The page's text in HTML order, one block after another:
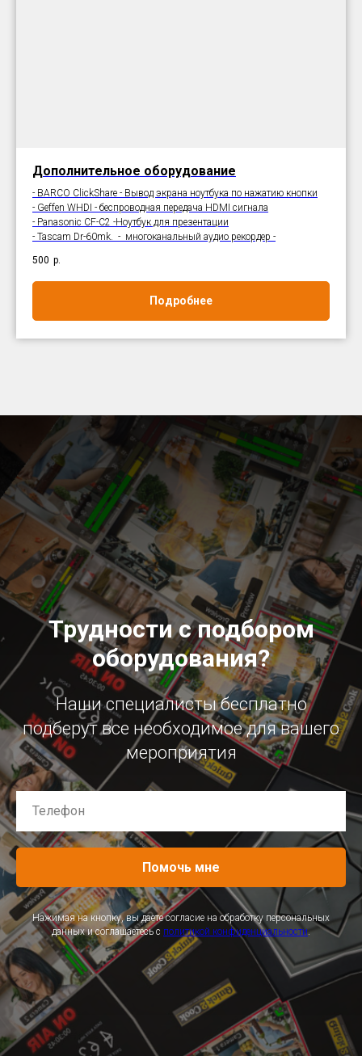
Дополнительное оборудование
- BARCO ClickShare - Вывод экрана ноутбука по нажатию кнопки
- Geffen WHDI - беспроводная передача HDMI сигнала
- Panasonic CF-C2 -Ноутбук для презентации
- Tascam Dr-60mk. - многоканальный аудио рекордер -
500 р.
Подробнее
Трудности с подбором
оборудования?
Наши специалисты бесплатно
подберут все необходимое для вашего
мероприятия
Помочь мне
Нажимая на кнопку, вы даете согласие на обработку персональных
данных и соглашаетесь c политикой конфиденциальности.